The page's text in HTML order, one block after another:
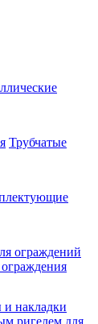
Трубчатые
ограждений
и накладки
ригелем для